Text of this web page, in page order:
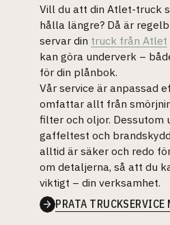
Vill du att din Atlet-truck
hålla längre? Då är
servar din truck från Atlet
kan göra underverk –
för din plånbok.
Vår service är anpassad
omfattar allt från
filter och oljor. Dessutom
gaffeltest och
alltid är säker och redo
om detaljerna, så att du
viktigt – din verksamhet.
PRATA TRUCKSERVICE